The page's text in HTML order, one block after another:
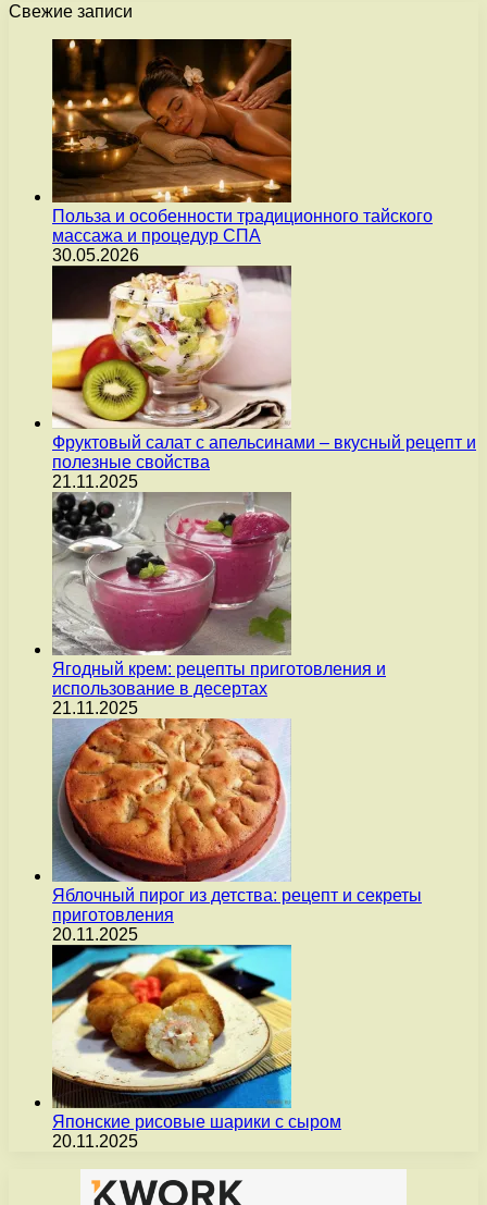
Свежие записи
Польза и особенности традиционного тайского
массажа и процедур СПА
30.05.2026
Фруктовый салат с апельсинами – вкусный рецепт и
полезные свойства
21.11.2025
Ягодный крем: рецепты приготовления и
использование в десертах
21.11.2025
Яблочный пирог из детства: рецепт и секреты
приготовления
20.11.2025
Японские рисовые шарики с сыром
20.11.2025